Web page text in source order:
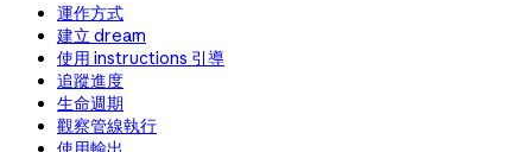
運作方式
建立 dream
使用 instructions 引導
追蹤進度
生命週期
觀察管線執行